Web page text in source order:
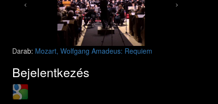
Darab: Mozart, Wolfgang Amadeus: Requiem
Bejelentkezés
Login with Google